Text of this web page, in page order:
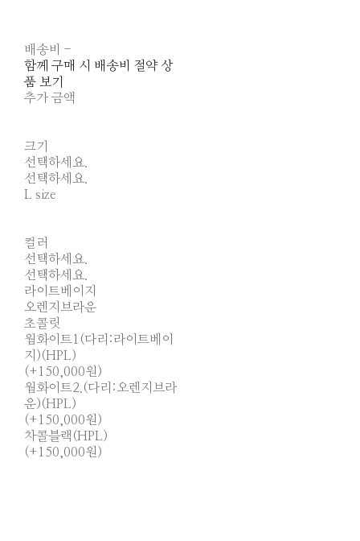
배송비 -
함께 구매 시 배송비 절약 상
품 보기
추가 금액
크기
선택하세요.
선택하세요.
L size
컬러
선택하세요.
선택하세요.
라이트베이지
오렌지브라운
초콜릿
웜화이트1(다리:라이트베이
지)(HPL)
(+150,000원)
웜화이트2.(다리:오렌지브라
운)(HPL)
(+150,000원)
차콜블랙(HPL)
(+150,000원)